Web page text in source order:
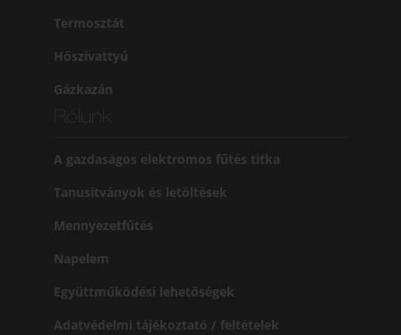
Termosztát
Hőszivattyú
Gázkazán
A gazdaságos elektromos fűtés titka
Tanusítványok és letöltések
Mennyezetfűtés
Napelem
Együttműködési lehetőségek
Adatvédelmi tájékoztató / feltételek